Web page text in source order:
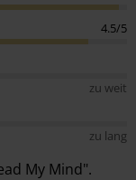
4.5/5
zu weit
zu lang
My Mind".